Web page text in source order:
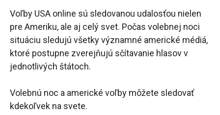
Voľby USA online sú sledovanou udalosťou nielen
pre Ameriku, ale aj celý svet. Počas volebnej noci
situáciu sledujú všetky významné americké médiá,
ktoré postupne zverejňujú sčítavanie hlasov v
jednotlivých štátoch.
Volebnú noc a americké voľby môžete sledovať
kdekoľvek na svete.